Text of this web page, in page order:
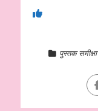
पुस्तक समीक्षा